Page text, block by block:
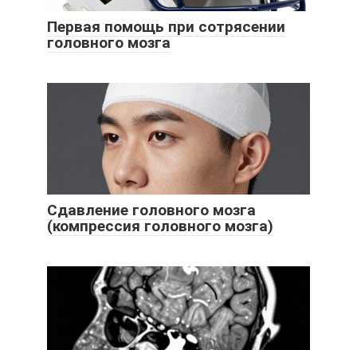
Первая помощь при сотрясении
головного мозга
Сдавление головного мозга
(компрессия головного мозга)